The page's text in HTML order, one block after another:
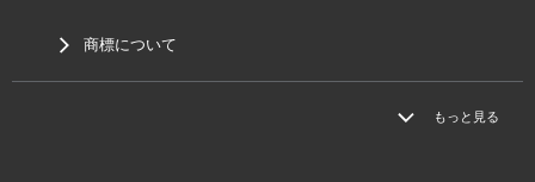
商標について
もっと見る